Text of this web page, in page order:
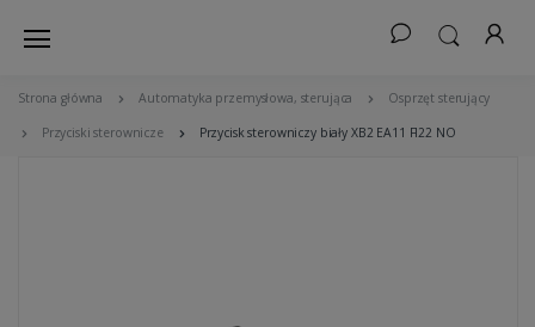
Strona główna Automatyka przemysłowa, sterująca Osprzęt sterujący
Przyciski sterownicze Przycisk sterowniczy biały XB2 EA11 FI22 NO